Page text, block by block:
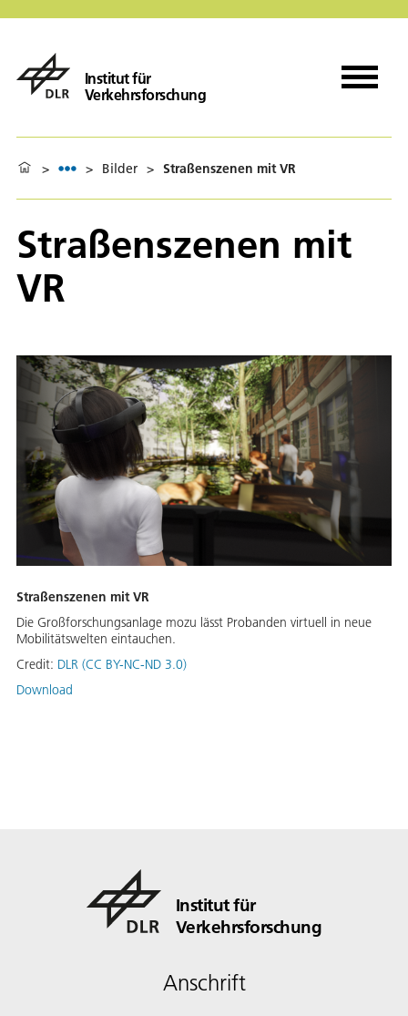
Institut für
Verkehrsforschung
> > Bilder > Straßenszenen mit VR
Straßenszenen mit
VR
Straßenszenen mit VR
Die Großforschungsanlage mozu lässt Probanden virtuell in neue
Mobilitätswelten eintauchen.
Credit: DLR (CC BY-NC-ND 3.0)
Download
Institut für
Verkehrsforschung
Anschrift